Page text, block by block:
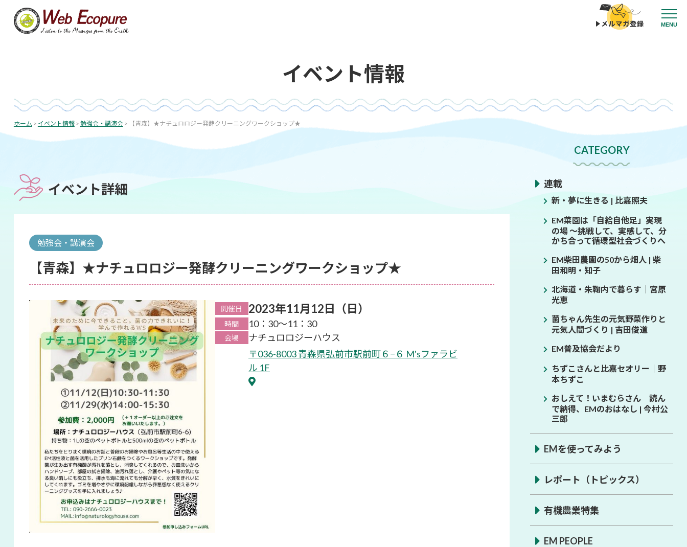
MENU
イベント情報
ホーム > イベント情報> 勉強会・講演会> 【青森】★ナチュロロジー発酵クリーニングワークショップ★
イベント詳細
勉強会・講演会
【青森】★ナチュロロジー発酵クリーニングワークショップ★
開催日 2023年11月12日（日）
時間 10：30～11：30
会場
ナチュロロジーハウス
〒036-8003 青森県弘前市駅前町６−６ M'sファラビ
ル 1F
投
稿
ナ
ゲ
ー
シ
CATEGORY
連載
新・夢に生きる | 比嘉照夫
EM菜園は「自給自他足」実現
の場 ～挑戦して、実感して、分
かち合って循環型社会づくりへ
EM柴田農園の50から畑人 | 柴
田和明・知子
北海道・朱鞠内で暮らす│宮原
光恵
菌ちゃん先生の元気野菜作りと
元気人間づくり | 吉田俊道
EM普及協会だより
ちずこさんと比嘉セオリー│野
本ちずこ
おしえて！いまむらさん 読ん
で納得、EMのおはなし | 今村公
三郎
EMを使ってみよう
レポート（トピックス）
有機農業特集
EM PEOPLE